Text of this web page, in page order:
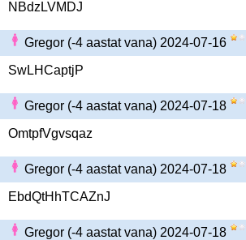
NBdzLVMDJ
Gregor (-4 aastat vana) 2024-07-16
SwLHCaptjP
Gregor (-4 aastat vana) 2024-07-18
OmtpfVgvsqaz
Gregor (-4 aastat vana) 2024-07-18
EbdQtHhTCAZnJ
Gregor (-4 aastat vana) 2024-07-18